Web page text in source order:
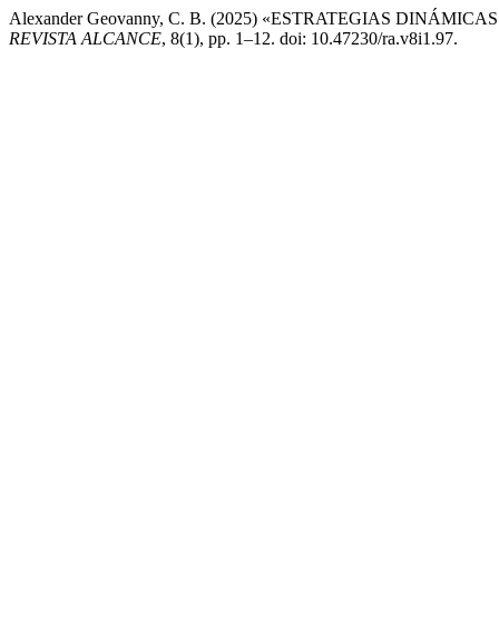
Alexander Geovanny, C. B. (2025) «ESTRATEGIAS
REVISTA ALCANCE, 8(1), pp. 1–12. doi: 10.47230/ra.v8i1.97.